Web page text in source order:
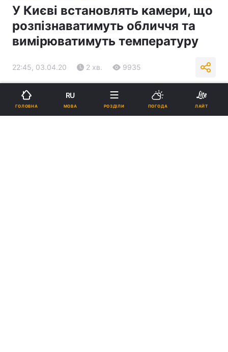
У Києві встановлять камери, що
розпізнаватимуть обличчя та
вимірюватимуть температуру
22:45, 03.04.20 2 хв. 9935
Підпишіться на нас в Google
ГОЛОВНА
RU
МОВА РОЗДІЛИ ПОГОДА ЛАЙТ